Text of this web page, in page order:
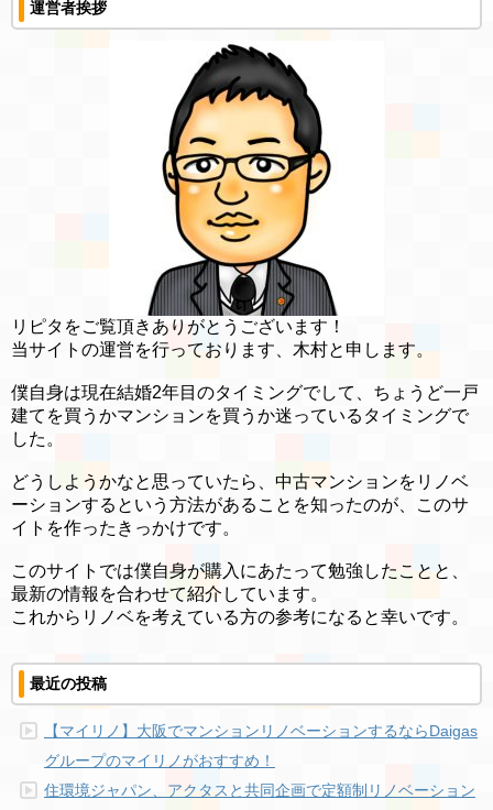
運営者挨拶
リピタをご覧頂きありがとうございます！
当サイトの運営を行っております、木村と申します。
僕自身は現在結婚2年目のタイミングでして、ちょうど一戸
建てを買うかマンションを買うか迷っているタイミングで
した。
どうしようかなと思っていたら、中古マンションをリノベ
ーションするという方法があることを知ったのが、このサ
イトを作ったきっかけです。
このサイトでは僕自身が購入にあたって勉強したことと、
最新の情報を合わせて紹介しています。
これからリノベを考えている方の参考になると幸いです。
最近の投稿
【マイリノ】大阪でマンションリノベーションするならDaigas
グループのマイリノがおすすめ！
住環境ジャパン、アクタスと共同企画で定額制リノベーション